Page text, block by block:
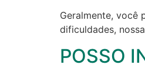
Geralmente, você
dificuldades,
POSSO